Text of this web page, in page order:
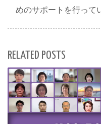
めのサポートを行って
RELATED POSTS